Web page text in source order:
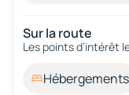
Sur la route
Les points d’intérêt
Hébergements